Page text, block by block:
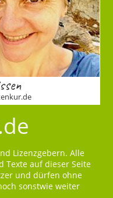
Lizenzgebern. Alle
Texte auf dieser Seite
und dürfen ohne
sonstwie weiter